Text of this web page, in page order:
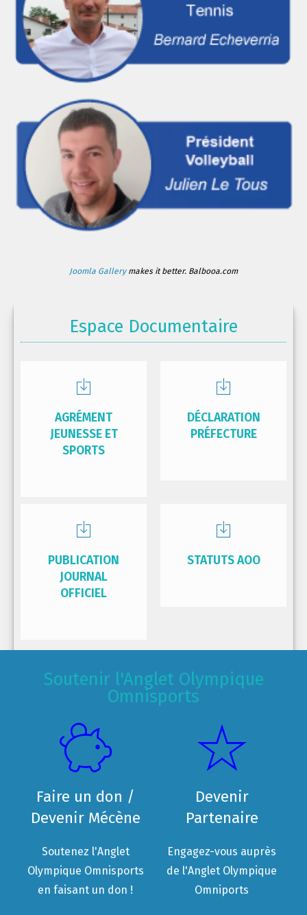
Joomla Gallerymakes it better. Balbooa.com
Espace Documentaire
AGRÉMENT
JEUNESSE ET
SPORTS
DÉCLARATION
PRÉFECTURE
PUBLICATION
JOURNAL
OFFICIEL
STATUTS AOO
Soutenir l'Anglet Olympique
Omnisports
Faire un don /
Devenir Mécène
Soutenez l'Anglet
Olympique Omnisports
en faisant un don !
Devenir
Partenaire
Engagez-vous auprès
de l'Anglet Olympique
Omniports